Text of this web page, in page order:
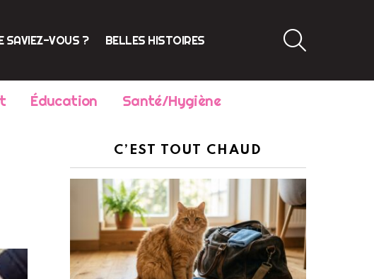
SAVIEZ-VOUS ? BELLES HISTOIRES
Éducation Santé/Hygiène
C’EST TOUT CHAUD